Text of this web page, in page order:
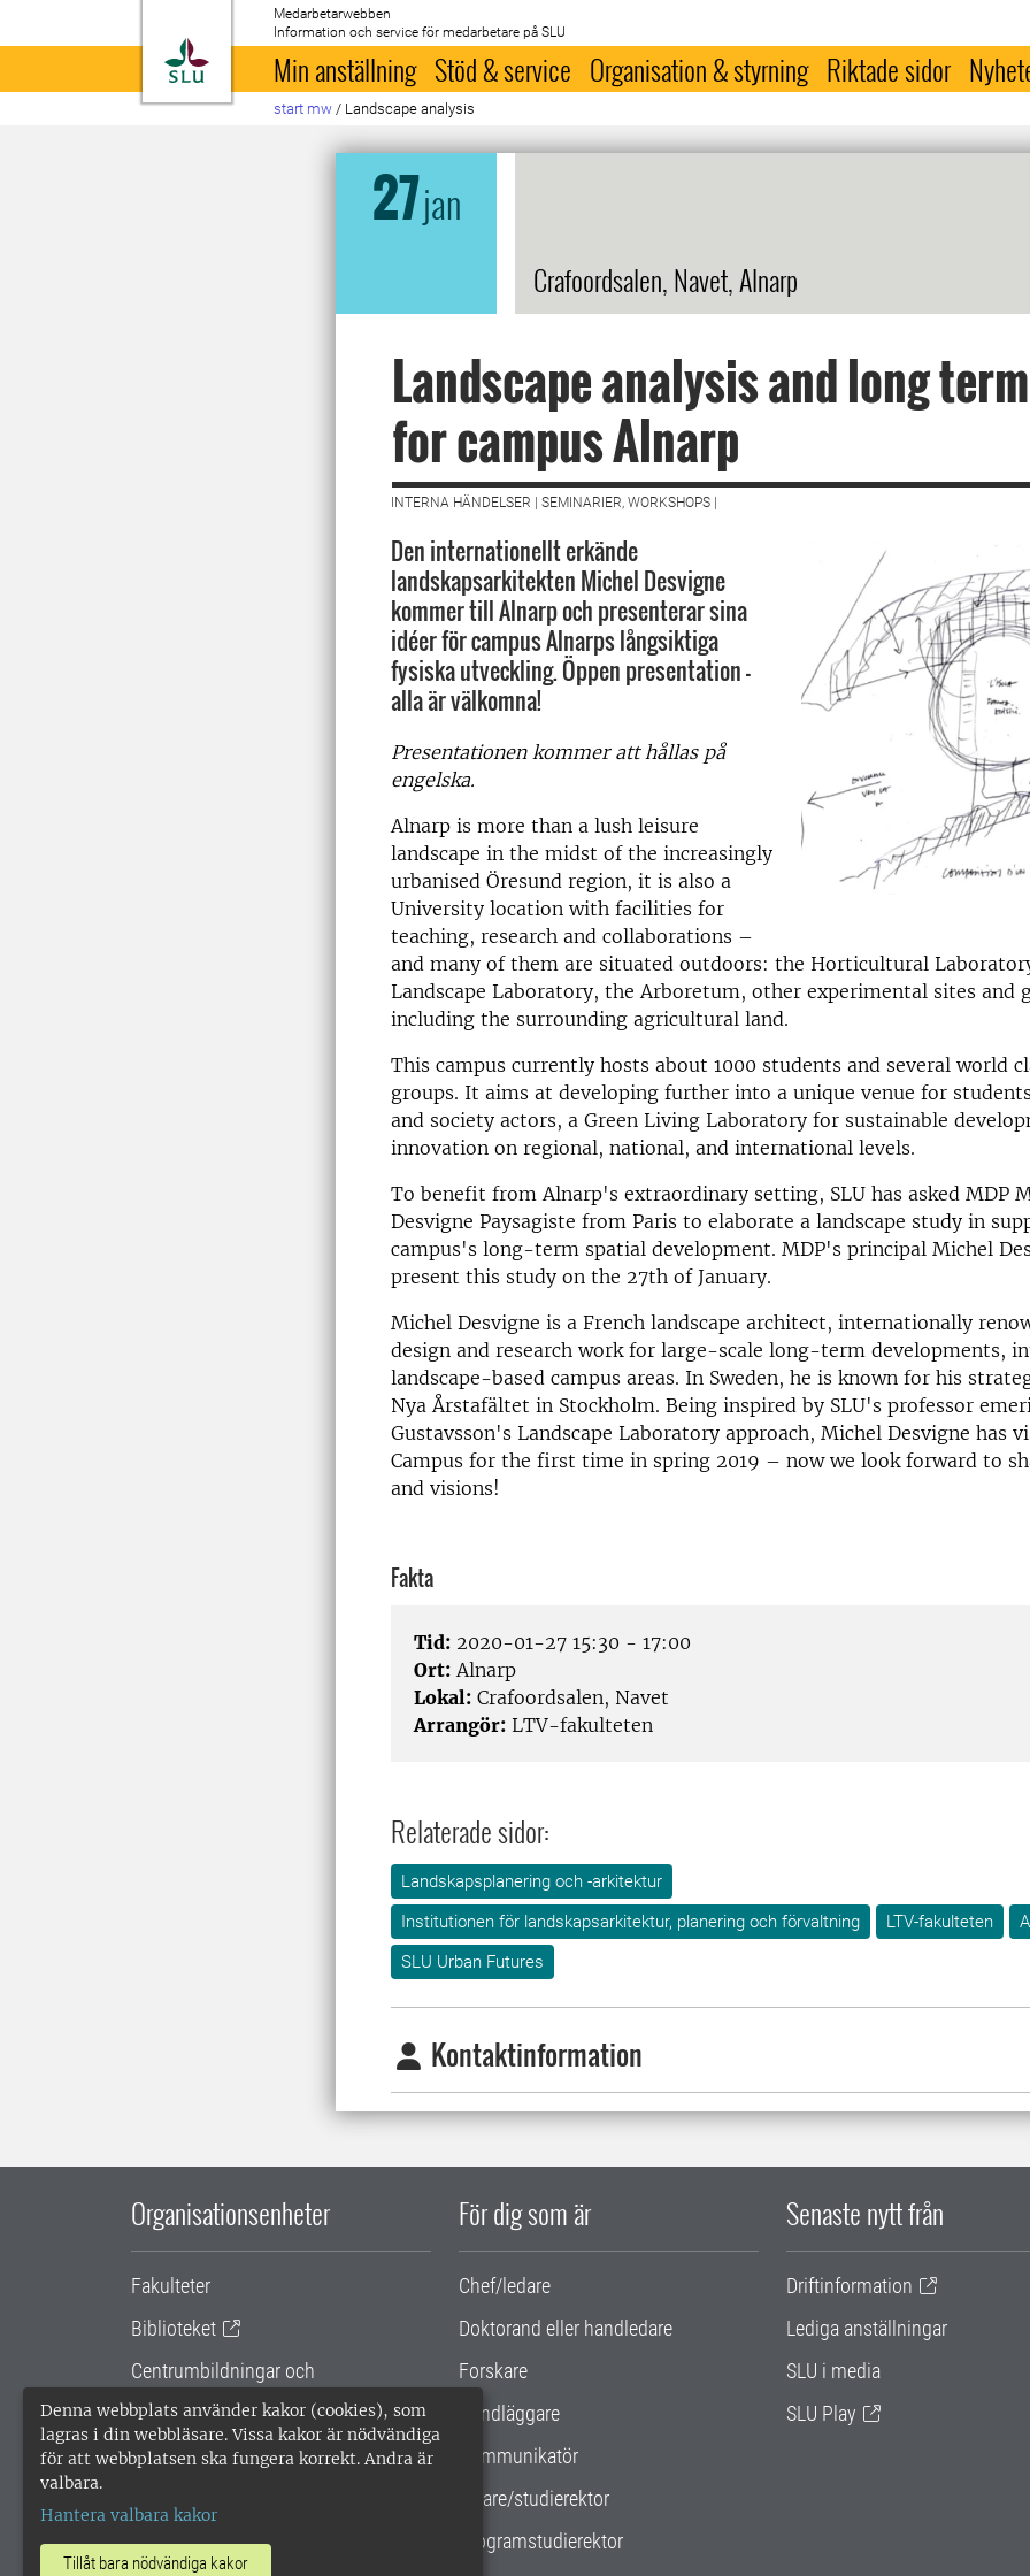
Denna webbplats använder kakor (cookies), som
lagras i din webbläsare. Vissa kakor är nödvändiga
för att webbplatsen ska fungera korrekt. Andra är
valbara.
Hantera valbara kakor
Tillåt bara nödvändiga kakor
Till startsida
Medarbetarwebben
Information och service för medarbetare på SLU
Min anställning Stöd & service Organisation & styrning Riktade sidor
start mw / Landscape analysis
27jan
Crafoordsalen, Navet, Alnarp
Landscape analysis and long
for campus Alnarp
INTERNA HÄNDELSER | SEMINARIER, WORKSHOPS |
Den internationellt erkände
landskapsarkitekten Michel Desvigne
kommer till Alnarp och presenterar sina
idéer för campus Alnarps långsiktiga
fysiska utveckling. Öppen presentation -
alla är välkomna!
Presentationen kommer att hållas på
engelska.
Alnarp is more than a lush leisure
landscape in the midst of the increasingly
urbanised Öresund region, it is also a
University location with facilities for
teaching, research and collaborations –
and many of them are situated outdoors: the Horticultural
Landscape Laboratory, the Arboretum, other experimental sites and
including the surrounding agricultural land.
This campus currently hosts about 1000 students and several world
groups. It aims at developing further into a unique venue for
and society actors, a Green Living Laboratory for sustainable
innovation on regional, national, and international levels.
To benefit from Alnarp's extraordinary setting, SLU has asked MDP
Desvigne Paysagiste from Paris to elaborate a landscape study in
campus's long-term spatial development. MDP's principal Michel
present this study on the 27th of January.
Michel Desvigne is a French landscape architect, internationally
design and research work for large-scale long-term developments,
landscape-based campus areas. In Sweden, he is known for his
Nya Årstafältet in Stockholm. Being inspired by SLU's professor
Gustavsson's Landscape Laboratory approach, Michel Desvigne has
Campus for the first time in spring 2019 – now we look forward to
and visions!
Fakta
Tid: 2020-01-27 15:30 - 17:00
Ort: Alnarp
Lokal: Crafoordsalen, Navet
Arrangör: LTV-fakulteten
Relaterade sidor:
Landskapsplanering och -arkitektur
Institutionen för landskapsarkitektur, planering och förvaltning
LTV-fakulteten
SLU Urban Futures
Kontaktinformation
Organisationsenheter
Fakulteter
Biblioteket
Centrumbildningar och
samarbetsprojekt
Gemensamma verksamhetsstödet
För dig som är
Chef/ledare
Doktorand eller handledare
Forskare
Handläggare
Kommunikatör
Lärare/studierektor
Programstudierektor
Senaste nytt från
Driftinformation
Lediga anställningar
SLU i media
SLU Play